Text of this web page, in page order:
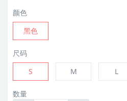
颜色
黑色
尺码
S
M L
数量